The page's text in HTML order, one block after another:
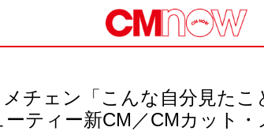
チェン「こんな自分見たこ
ティー新CM／CMカット・